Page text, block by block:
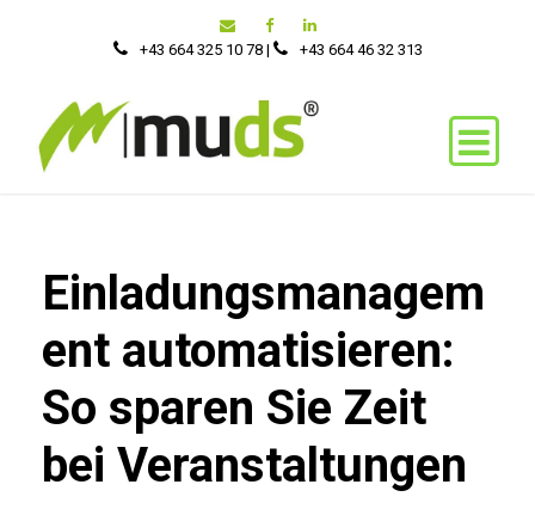
+43 664 325 10 78| ‭+43 664 46 32 313‬
Einladungsmanagem
ent automatisieren:
So sparen Sie Zeit
bei Veranstaltungen